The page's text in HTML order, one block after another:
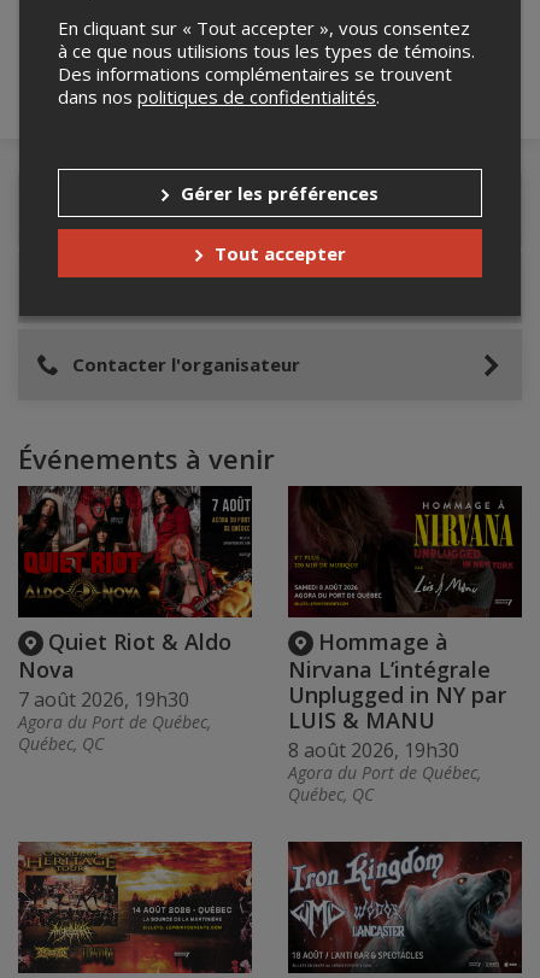
Détails de l'événement
Contacter l'organisateur
Événements à venir
Quiet Riot & Aldo
Nova
7 août 2026, 19h30
Agora du Port de Québec,
Québec, QC
Hommage à
Nirvana L’intégrale
Unplugged in NY par
LUIS & MANU
8 août 2026, 19h30
Agora du Port de Québec,
Québec, QC
En cliquant sur « Tout accepter », vous consentez
à ce que nous utilisions tous les types de témoins.
Des informations complémentaires se trouvent
dans nos politiques de confidentialités.
Gérer les préférences
Tout accepter